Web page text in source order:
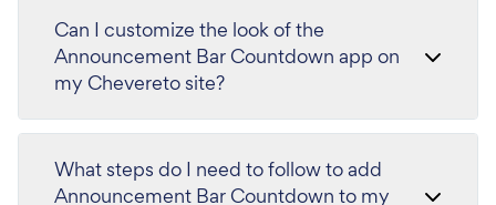
Can I customize the look of the
Announcement Bar Countdown app on
my Chevereto site?
What steps do I need to follow to add
Announcement Bar Countdown to my